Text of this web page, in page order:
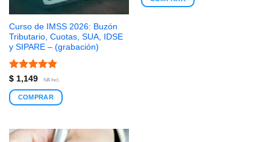
Curso de IMSS 2026: Buzón
Tributario, Cuotas, SUA, IDSE
y SIPARE – (grabación)
Valorado
con4.85
de 5
$1,149 IVA Incl.
COMPRAR